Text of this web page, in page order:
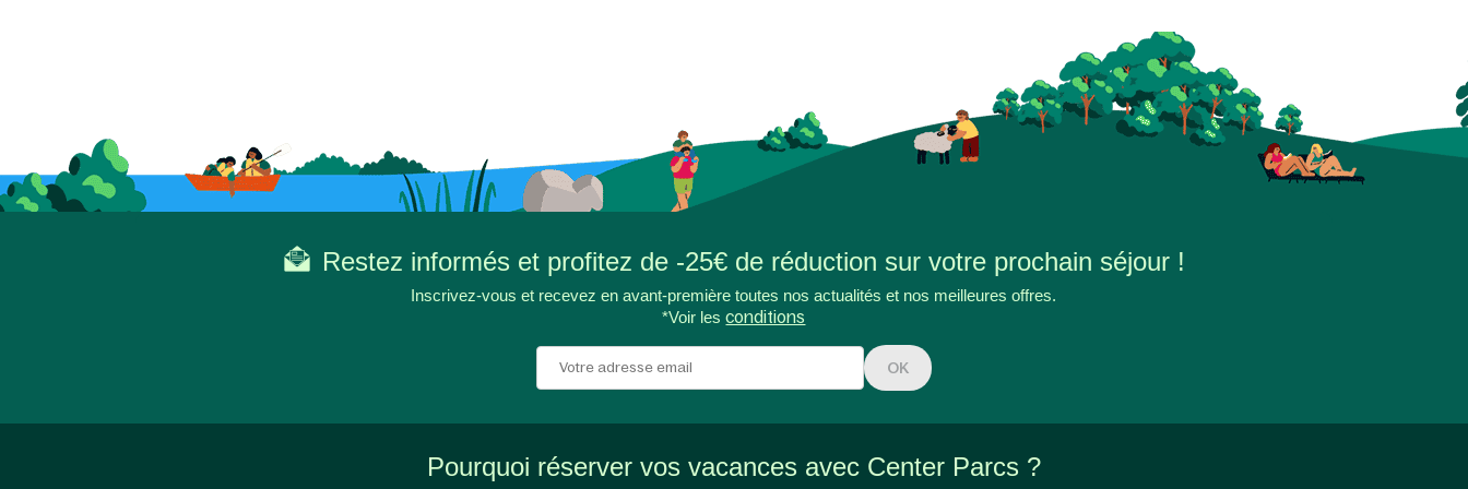
Restez informés et profitez de -25€ de réduction sur votre prochain séjour !
Inscrivez-vous et recevez en avant-première toutes nos actualités et nos meilleures offres.
*Voir lesconditions
OK
Pourquoi réserver vos vacances avec Center Parcs ?